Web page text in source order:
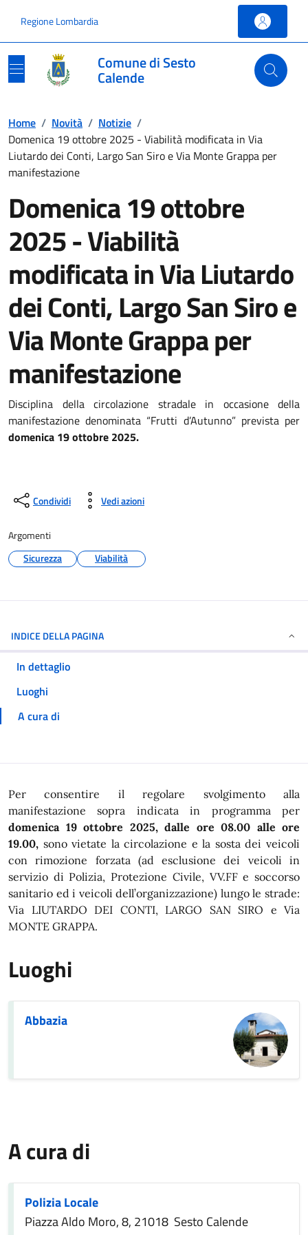
Regione Lombardia
Comune di Sesto
Calende
Home / Novità / Notizie /
Domenica 19 ottobre 2025 - Viabilità modificata in Via
Liutardo dei Conti, Largo San Siro e Via Monte Grappa per
manifestazione
Domenica 19 ottobre
2025 - Viabilità
modificata in Via Liutardo
dei Conti, Largo San Siro e
Via Monte Grappa per
manifestazione
Disciplina della circolazione stradale in occasione della
manifestazione denominata “Frutti d’Autunno” prevista per
domenica 19 ottobre 2025.
Condividi Vedi azioni
Argomenti
Sicurezza
Viabilità
INDICE DELLA PAGINA
In dettaglio
Luoghi
A cura di
In dettaglio
Per consentire il regolare svolgimento alla
manifestazione sopra indicata in programma per
domenica 19 ottobre 2025, dalle ore 08.00 alle ore
19.00, sono vietate la circolazione e la sosta dei veicoli
con rimozione forzata (ad esclusione dei veicoli in
servizio di Polizia, Protezione Civile, VV.FF e soccorso
sanitario ed i veicoli dell’organizzazione) lungo le strade:
Via LIUTARDO DEI CONTI, LARGO SAN SIRO e Via
MONTE GRAPPA.
Luoghi
Abbazia
A cura di
Polizia Locale
Piazza Aldo Moro, 8, 21018 Sesto Calende